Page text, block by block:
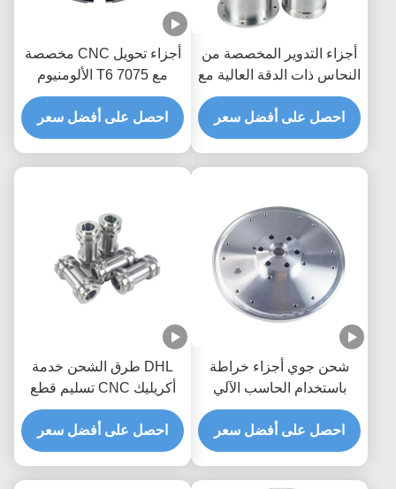
أجزاء التدوير المخصصة من
النحاس ذات الدقة العالية مع
خدمات OEM / ODM
احصل على أفضل سعر
أجزاء تحويل CNC مخصصة
مع 7075 T6 الألومنيوم
والتسامح +/- 0.01-
0.005mm للأجزاء المعدنية
الدقيقة
احصل على أفضل سعر
شحن جوي أجزاء خراطة
باستخدام الحاسب الآلي
النماذج الأولية السريعة
خدمات تصنيع أجزاء
باستخدام الحاسب الآلي
احصل على أفضل سعر
DHL طرق الشحن خدمة
أكريليك CNC تسليم قطع
دقيق وحفر عينة حاجة لدفع
رسوم العينة تنطبق
احصل على أفضل سعر